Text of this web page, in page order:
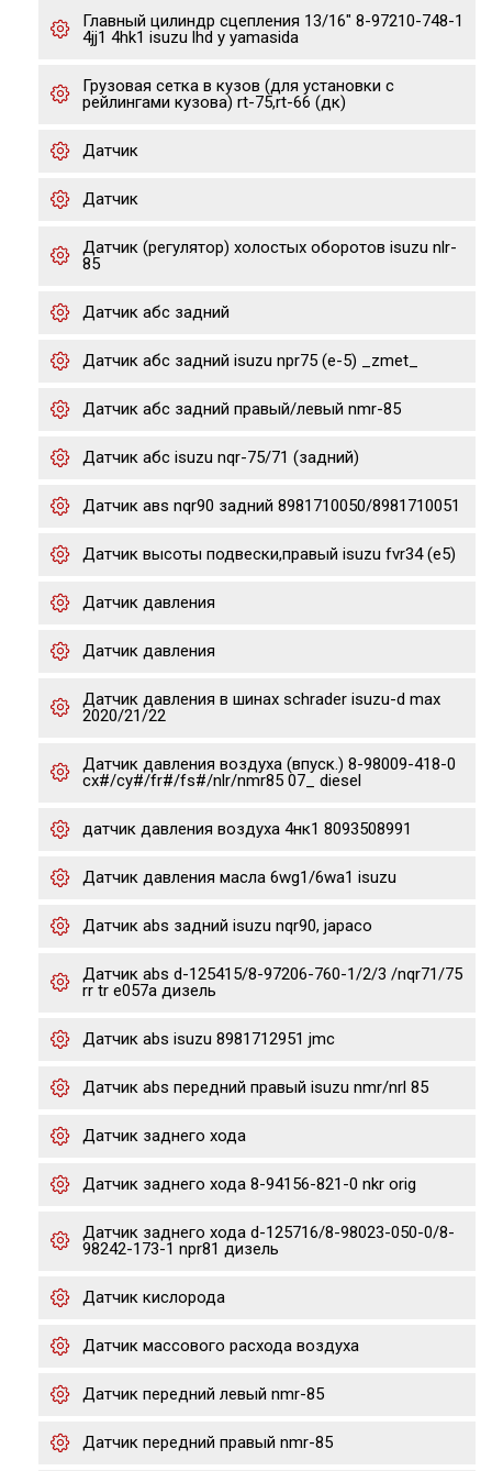
Главный цилиндр сцепления 13/16" 8-97210-748-1
4jj1 4hk1 isuzu lhd y yamasida
Грузовая сетка в кузов (для установки с
рейлингами кузова) rt-75,rt-66 (дк)
Датчик
Датчик
Датчик (регулятор) холостых оборотов isuzu nlr-
85
Датчик абс задний
Датчик абс задний isuzu npr75 (е-5) _zmet_
Датчик абс задний правый/левый nmr-85
Датчик абс isuzu nqr-75/71 (задний)
Датчик авs nqr90 задний 8981710050/8981710051
Датчик высоты подвески,правый isuzu fvr34 (e5)
Датчик давления
Датчик давления
Датчик давления в шинах schrader isuzu-d max
2020/21/22
Датчик давления воздуха (впуск.) 8-98009-418-0
cx#/cy#/fr#/fs#/nlr/nmr85 07_ diesel
датчик давления воздуха 4нк1 8093508991
Датчик давления масла 6wg1/6wa1 isuzu
Датчик abs задний isuzu nqr90, japaco
Датчик abs d-125415/8-97206-760-1/2/3 /nqr71/75
rr tr e057a дизель
Датчик abs isuzu 8981712951 jmc
Датчик abs передний правый isuzu nmr/nrl 85
Датчик заднего хода
Датчик заднего хода 8-94156-821-0 nkr orig
Датчик заднего хода d-125716/8-98023-050-0/8-
98242-173-1 npr81 дизель
Датчик кислорода
Датчик массового расхода воздуха
Датчик передний левый nmr-85
Датчик передний правый nmr-85